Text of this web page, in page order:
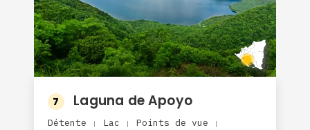
7 Laguna de Apoyo
Détente | Lac | Points de vue |